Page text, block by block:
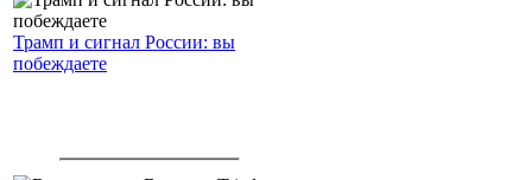
Трамп и сигнал России: вы
побеждаете